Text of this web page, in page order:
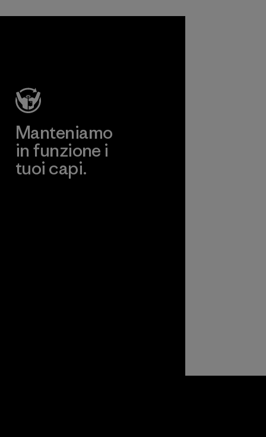
Manteniamo
in funzione i
tuoi capi.